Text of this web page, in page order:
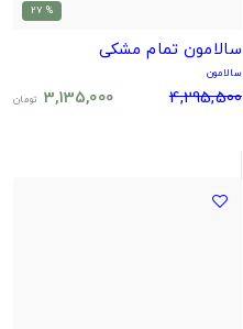
% 27
سالامون تمام مشکی
سالامون
4,295,500
3,135,000 تومان